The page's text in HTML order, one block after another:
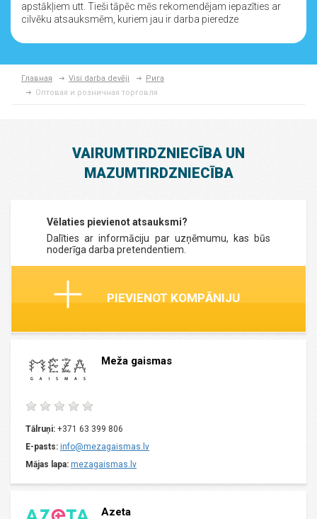
apstākļiem utt. Tieši tāpēc mēs rekomendējam iepazīties ar
cilvēku atsauksmēm, kuriem jau ir darba pieredze
Главная Visi darba devēji
Рига
Оптовая и розничная торговля
VAIRUMTIRDZNIECĪBA UN
MAZUMTIRDZNIECĪBA
Vēlaties pievienot atsauksmi?
Dalīties ar informāciju par uzņēmumu, kas būs
noderīga darba pretendentiem.
PIEVIENOT KOMPĀNIJU
Meža gaismas
Tālruņi: +371 63 399 806
E-pasts: info@mezagaismas.lv
Mājas lapa: mezagaismas.lv
Azeta